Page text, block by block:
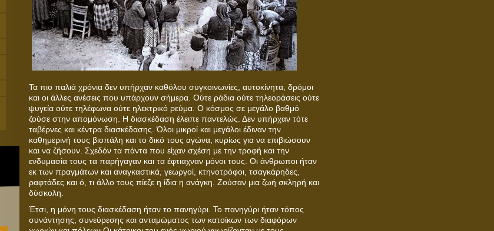
Τα πιο παλιά χρόνια δεν υπήρχαν καθόλου συγκοινωνίες, αυτοκίνητα, δρόμοι
και οι άλλες ανέσεις που υπάρχουν σήμερα. Ούτε ράδια ούτε τηλεοράσεις ούτε
ψυγεία ούτε τηλέφωνα ούτε ηλεκτρικό ρεύμα. Ο κόσμος σε μεγάλο βαθμό
ζούσε στην απομόνωση. Η διασκέδαση έλειπε παντελώς. Δεν υπήρχαν τότε
ταβέρνες και κέντρα διασκέδασης. Όλοι μικροί και μεγάλοι έδιναν την
καθημερινή τους βιοπάλη και το δικό τους αγώνα, κυρίως για να επιβιώσουν
και να ζήσουν. Σχεδόν τα πάντα που είχαν σχέση με την τροφή και την
ενδυμασία τους τα παρήγαγαν και τα έφτιαχναν μόνοι τους. Οι άνθρωποι ήταν
εκ των πραγμάτων και αναγκαστικά, γεωργοί, κτηνοτρόφοι, τσαγκάρηδες,
ραφτάδες και ό, τι άλλο τους πίεζε η ίδια η ανάγκη. Ζούσαν μια ζωή σκληρή και
δύσκολη.
Έτσι, η μόνη τους διασκέδαση ήταν το πανηγύρι. Το πανηγύρι ήταν τόπος
συνάντησης, συνεύρεσης και ανταμώματος των κατοίκων των διαφόρων